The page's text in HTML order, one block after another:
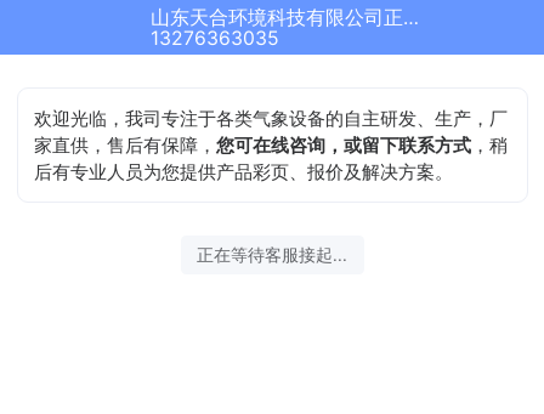
山东天合环境科技有限公司正在为您服务
13276363035
欢迎光临，我司专注于各类气象设备的自主研发、生产，厂
家直供，售后有保障，您可在线咨询，或留下联系方式 ，稍
后有专业人员为您提供产品彩页、报价及解决方案。
正在等待客服接起...